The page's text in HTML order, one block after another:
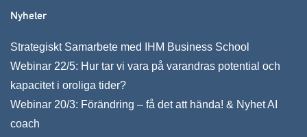
Nyheter
Strategiskt Samarbete med IHM Business School
Webinar 22/5: Hur tar vi vara på varandras potential och
kapacitet i oroliga tider?
Webinar 20/3: Förändring – få det att hända! & Nyhet AI
coach